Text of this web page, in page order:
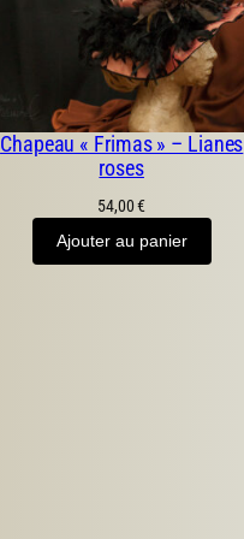
Chapeau « Frimas » – Lianes
roses
54,00€
Ajouter au panier